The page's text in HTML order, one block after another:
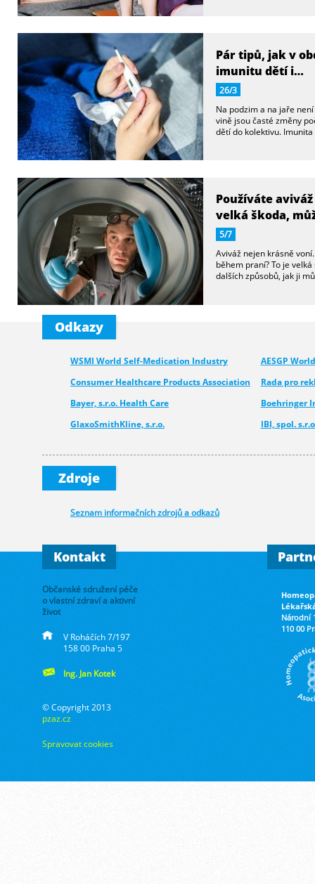
Pár tipů, jak v
imunitu dětí i…
26/3
Na podzim a na jaře
vině jsou časté změny
dětí do kolektivu.
Používáte
velká škoda,
5/7
Aviváž nejen krásně
během praní? To je
dalších způsobů, jak ji
Odkazy
WSMI World Self-Medication Industry
AESGP
Consumer Healthcare Products Association
Rada pro
Bayer, s.r.o. Health Care
Boehringer
GlaxoSmithKline, s.r.o.
IBI, spol.
Novartis s.r.o.
Walmark, a.s.
Zdroje
Seznam informačních zdrojů a odkazů
Kontakt
Občanské sdružení péče
o vlastní zdraví a aktivní
život
V Roháčích 7/197
158 00 Praha 5
Ing. Jan Kotek
© Copyright 2013
pzaz.cz
Spravovat cookies
Národní
110 00